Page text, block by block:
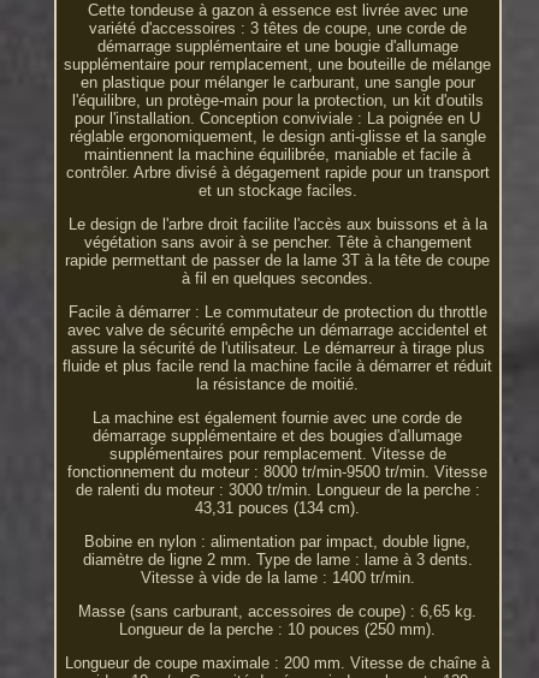
Cette tondeuse à gazon à essence est livrée avec une
variété d'accessoires : 3 têtes de coupe, une corde de
démarrage supplémentaire et une bougie d'allumage
supplémentaire pour remplacement, une bouteille de mélange
en plastique pour mélanger le carburant, une sangle pour
l'équilibre, un protège-main pour la protection, un kit d'outils
pour l'installation. Conception conviviale : La poignée en U
réglable ergonomiquement, le design anti-glisse et la sangle
maintiennent la machine équilibrée, maniable et facile à
contrôler. Arbre divisé à dégagement rapide pour un transport
et un stockage faciles.
Le design de l'arbre droit facilite l'accès aux buissons et à la
végétation sans avoir à se pencher. Tête à changement
rapide permettant de passer de la lame 3T à la tête de coupe
à fil en quelques secondes.
Facile à démarrer : Le commutateur de protection du throttle
avec valve de sécurité empêche un démarrage accidentel et
assure la sécurité de l'utilisateur. Le démarreur à tirage plus
fluide et plus facile rend la machine facile à démarrer et réduit
la résistance de moitié.
La machine est également fournie avec une corde de
démarrage supplémentaire et des bougies d'allumage
supplémentaires pour remplacement. Vitesse de
fonctionnement du moteur : 8000 tr/min-9500 tr/min. Vitesse
de ralenti du moteur : 3000 tr/min. Longueur de la perche :
43,31 pouces (134 cm).
Bobine en nylon : alimentation par impact, double ligne,
diamètre de ligne 2 mm. Type de lame : lame à 3 dents.
Vitesse à vide de la lame : 1400 tr/min.
Masse (sans carburant, accessoires de coupe) : 6,65 kg.
Longueur de la perche : 10 pouces (250 mm).
Longueur de coupe maximale : 200 mm. Vitesse de chaîne à